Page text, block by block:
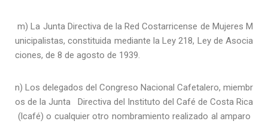
m) La Junta Directiva de la Red Costarricense de Mujeres M
unicipalistas, constituida mediante la Ley 218, Ley de Asocia
ciones, de 8 de agosto de 1939.
n) Los delegados del Congreso Nacional Cafetalero, miembr
os de la Junta Directiva del Instituto del Café de Costa Rica
(lcafé) o cualquier otro nombramiento realizado al amparo